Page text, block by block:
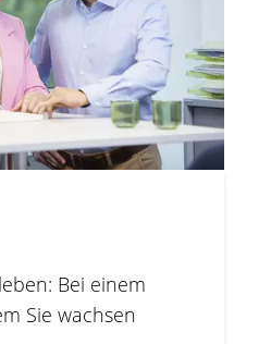
Bei einem
Sie wachsen